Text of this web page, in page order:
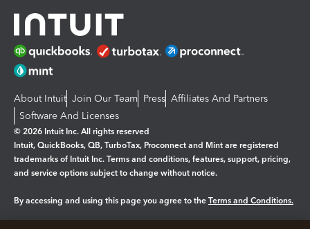
About Intuit Join Our Team Press Affiliates And Partners
Software And Licenses
© 2026 Intuit Inc. All rights reserved
Intuit, QuickBooks, QB, TurboTax, Proconnect and Mint are registered
trademarks of Intuit Inc. Terms and conditions, features, support, pricing,
and service options subject to change without notice.
By accessing and using this page you agree to the Terms and Conditions.